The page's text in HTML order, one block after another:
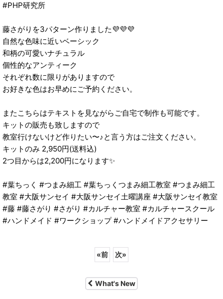
#PHP研究所
藤さがりを3パターン作りました💜💜💜
自然な色味に近いベーシック
和柄の可愛いナチュラル
個性的なアンティーク
それぞれ数に限りがありますので
お好きな色はお早めにご予約ください。
またこちらはテキストを見ながらご自宅で制作も可能です。
キットの販売も致しますので
教室行けないけど作りたい〜♪と言う方はご注文ください。
キットのみ 2,950円(送料込)
2つ目からは2,200円になります✨
#葉ちっく #つまみ細工 #葉ちっくつまみ細工教室 #つまみ細工
教室 #大阪サンセイ #大阪サンセイ土曜講座 #大阪サンセイ教室
#藤 #藤さがり #さがり #カルチャー教室 #カルチャースクール
#ハンドメイド #ワークショップ #ハンドメイドアクセサリー
«前 次»
What's New